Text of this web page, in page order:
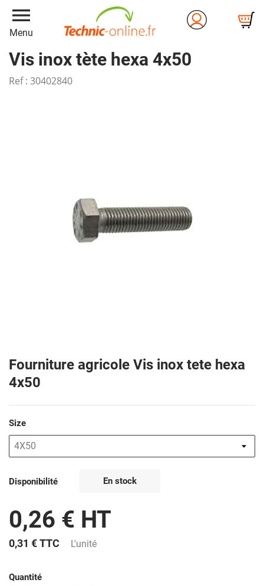
menu
Menu
Vis inox tète hexa 4x50
Ref : 30402840
Fourniture agricole Vis inox tete hexa
4x50
Size
Disponibilité En stock
0,26 € HT
0,31 €TTC L'unité
Quantité